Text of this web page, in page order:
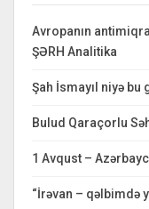
Avropanın
ŞƏRH Analitika
Şah İsmayıl niyə
Bulud Qaraçorlu
1 Avqust –
“İrəvan – qəlbimdə